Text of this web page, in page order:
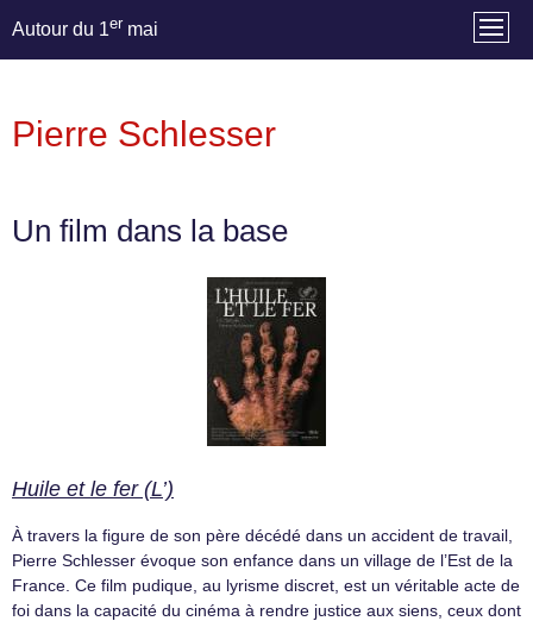
Autour du 1er mai
Pierre Schlesser
Un film dans la base
Huile et le fer (L’)
À travers la figure de son père décédé dans un accident de travail,
Pierre Schlesser évoque son enfance dans un village de l’Est de la
France. Ce film pudique, au lyrisme discret, est un véritable acte de
foi dans la capacité du cinéma à rendre justice aux siens, ceux dont